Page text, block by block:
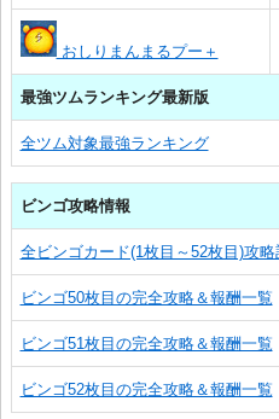
おしりまんまるプー＋
最強ツムランキング最新版
全ツム対象最強ランキング
ビンゴ攻略情報
全ビンゴカード(1枚目～52枚目)攻
ビンゴ50枚目の完全攻略＆報酬一覧
ビンゴ51枚目の完全攻略＆報酬一覧
ビンゴ52枚目の完全攻略＆報酬一覧